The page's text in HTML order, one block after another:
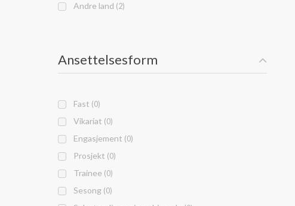
Andre land (2)
Ansettelsesform
Fast (0)
Vikariat (0)
Engasjement (0)
Prosjekt (0)
Trainee (0)
Sesong (0)